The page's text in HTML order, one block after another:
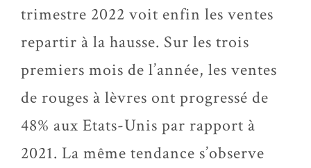
trimestre 2022 voit enfin les ventes
repartir à la hausse. Sur les trois
premiers mois de l’année, les ventes
de rouges à lèvres ont progressé de
48% aux Etats-Unis par rapport à
2021. La même tendance s’observe